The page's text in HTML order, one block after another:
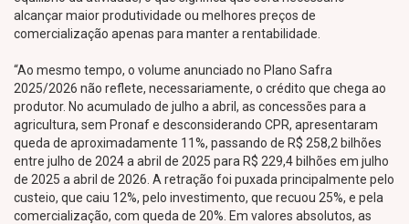
alcançar maior produtividade ou melhores preços de
comercialização apenas para manter a rentabilidade.
“Ao mesmo tempo, o volume anunciado no Plano Safra
2025/2026 não reflete, necessariamente, o crédito que chega ao
produtor. No acumulado de julho a abril, as concessões para a
agricultura, sem Pronaf e desconsiderando CPR, apresentaram
queda de aproximadamente 11%, passando de R$ 258,2 bilhões
entre julho de 2024 a abril de 2025 para R$ 229,4 bilhões em julho
de 2025 a abril de 2026. A retração foi puxada principalmente pelo
custeio, que caiu 12%, pelo investimento, que recuou 25%, e pela
comercialização, com queda de 20%. Em valores absolutos, as